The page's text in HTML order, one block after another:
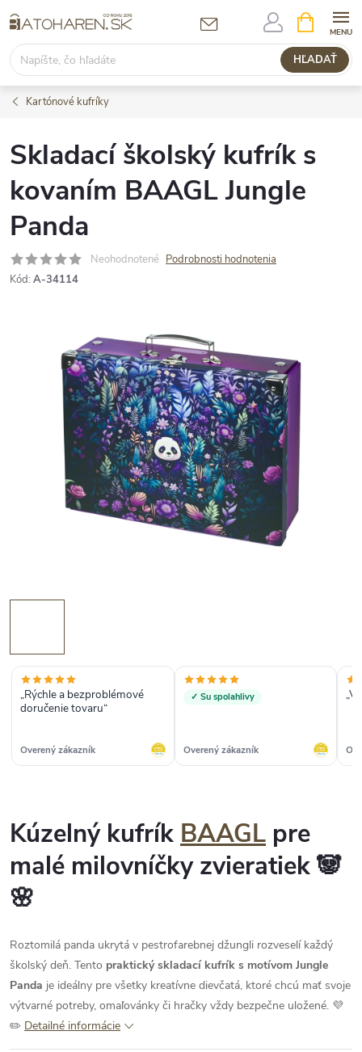
na
obsah
HĽADAŤ
KOŠÍK
Kartónové kufríky
Skladací školský kufrík s
kovaním BAAGL Jungle
Panda
Neohodnotené Podrobnosti hodnotenia
Kód: A-34114
„Rýchle a bezproblémové
doručenie tovaru“
Overený zákazník
✓ Su spolahlivy
Overený zákazník
Kúzelný kufrík BAAGL pre
malé milovníčky zvieratiek 🐼
🌸
Roztomilá panda ukrytá v pestrofarebnej džungli rozveselí každý
školský deň. Tento praktický skladací kufrík s motívom Jungle
Panda je ideálny pre všetky kreatívne dievčatá, ktoré chcú mať svoje
výtvarné potreby, omaľovánky či hračky vždy bezpečne uložené. 💜
✏️ Detailné informácie